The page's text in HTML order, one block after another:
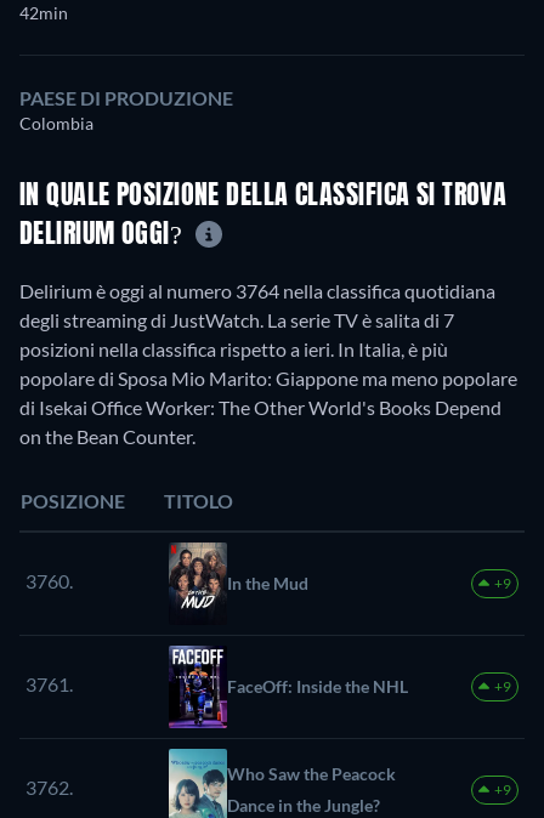
42min
PAESE DI PRODUZIONE
Colombia
IN QUALE POSIZIONE DELLA CLASSIFICA SI TROVA
DELIRIUM OGGI?
Delirium è oggi al numero 3764 nella classifica quotidiana
degli streaming di JustWatch. La serie TV è salita di 7
posizioni nella classifica rispetto a ieri. In Italia, è più
popolare di Sposa Mio Marito: Giappone ma meno popolare
di Isekai Office Worker: The Other World's Books Depend
on the Bean Counter.
POSIZIONE TITOLO
3760. In the Mud +9
3761. FaceOff: Inside the NHL +9
3762.
Who Saw the Peacock
Dance in the Jungle?
+9